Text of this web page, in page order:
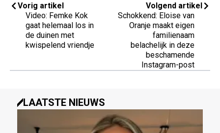
Vorig artikel
Video: Femke Kok
gaat helemaal los in
de duinen met
kwispelend vriendje
Volgend artikel
Schokkend: Eloise van
Oranje maakt eigen
familienaam
belachelijk in deze
beschamende
Instagram-post
LAATSTE NIEUWS